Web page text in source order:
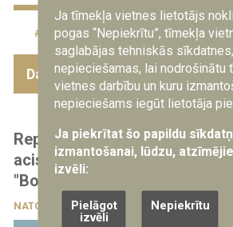
atturēšana Baltija
Dalies ar šo ziņu
Reportāža: Lielvārdē ierodas
acis" – agrīnās brīdināšanas
"Boeing" E-3A
NATO 31.07.2026
Ja tīmekļa vietnes lietotājs
pogas “Nepiekrītu”, tīmekļa
saglabājas tehniskās
nepieciešamas, lai nodrošinātu
vietnes darbību un kuru
nepieciešams iegūt lietotāja
Ja piekrītat šo papildu
izmantošanai, lūdzu,
izvēli:
Pielāgot
izvēli
Nepiekrītu